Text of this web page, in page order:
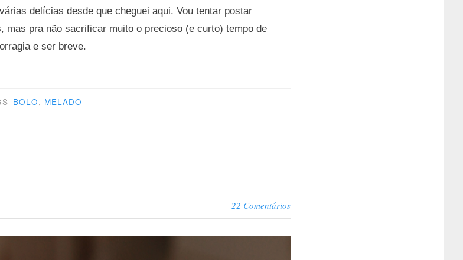
delícias desde que cheguei aqui. Vou tentar postar
mas pra não sacrificar muito o precioso (e curto) tempo de
e ser breve.
BOLO, MELADO
22 Comentários